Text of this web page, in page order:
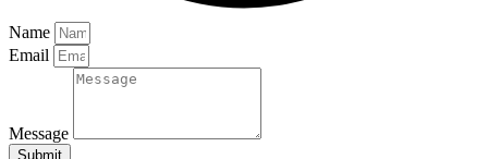
Name
Email
Message
Submit